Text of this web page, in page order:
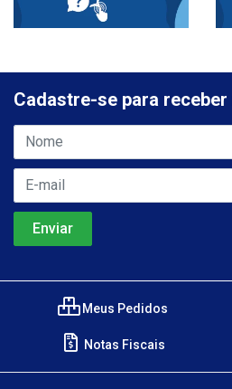
Cadastre-se para
Meus Pedidos
Notas Fiscais